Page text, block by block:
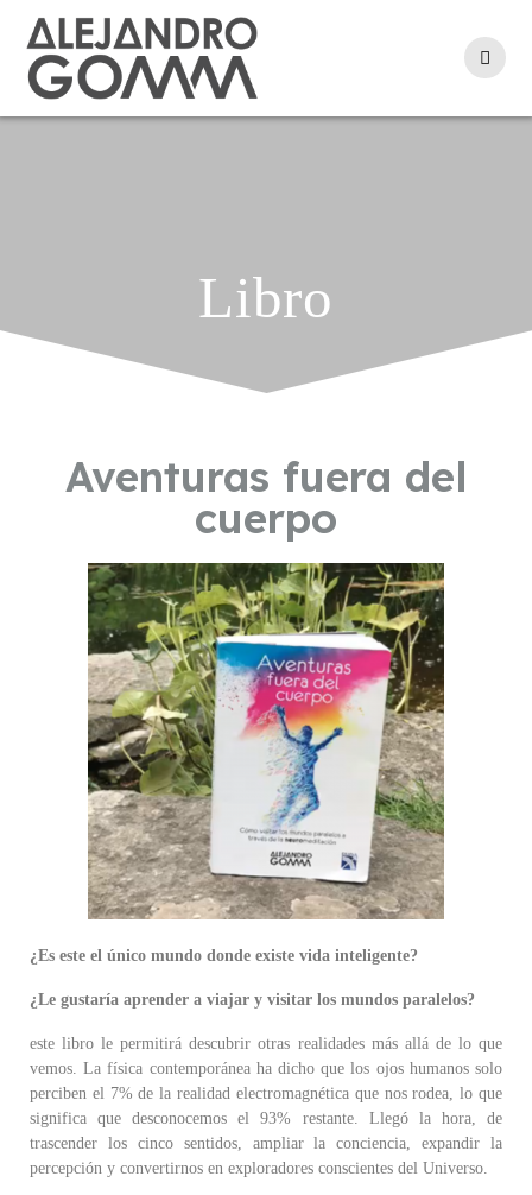
Libro
Aventuras fuera del
cuerpo
¿Es este el único mundo donde existe vida inteligente?
¿Le gustaría aprender a viajar y visitar los mundos paralelos?
este libro le permitirá descubrir otras realidades más allá de lo que
vemos. La física contemporánea ha dicho que los ojos humanos solo
perciben el 7% de la realidad electromagnética que nos rodea, lo que
significa que desconocemos el 93% restante. Llegó la hora, de
trascender los cinco sentidos, ampliar la conciencia, expandir la
percepción y convertirnos en exploradores conscientes del Universo.